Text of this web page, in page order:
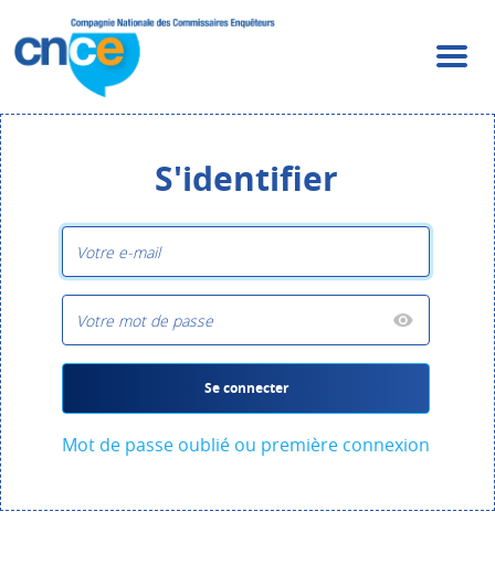
S'identifier
Se connecter
Mot de passe oublié ou première connexion